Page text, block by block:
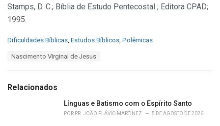
Stamps, D. C.; Bíblia de Estudo Pentecostal ; Editora CPAD;
1995.
C
o
r
Dificuldades Bíblicas Estudos Bíblicos Polêmicas
:
Nascimento Virginal de Jesus
Relacionados
Línguas e Batismo com o Espírito Santo
POR PR. JOÃO FLÁVIO MARTINEZ 5 DE AGOSTO DE 2026